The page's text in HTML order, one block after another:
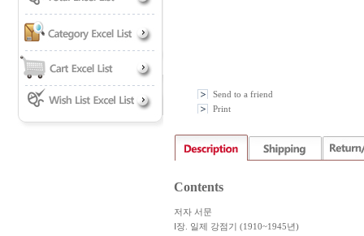
Send to a friend
Print
Contents
저자 서문
Ⅰ장. 일제 강점기 (1910~1945년)